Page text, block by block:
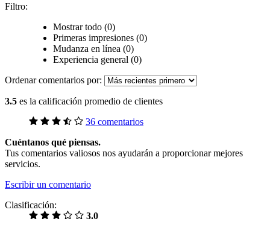
Filtro:
Mostrar todo (0)
Primeras impresiones (0)
Mudanza en línea (0)
Experiencia general (0)
Ordenar comentarios por:
3.5 es la calificación promedio de clientes
36 comentarios
Cuéntanos qué piensas.
Tus comentarios valiosos nos ayudarán a proporcionar mejores
servicios.
Escribir un comentario
Clasificación:
3.0